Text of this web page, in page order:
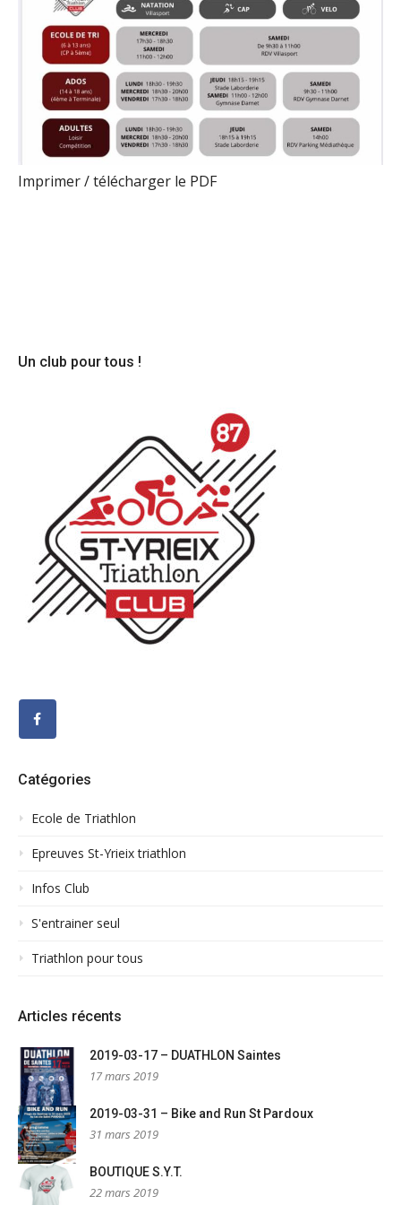
Imprimer / télécharger le PDF
Un club pour tous !
Catégories
Ecole de Triathlon
Epreuves St-Yrieix triathlon
Infos Club
S'entrainer seul
Triathlon pour tous
Articles récents
2019-03-17 – DUATHLON Saintes
17 mars 2019
2019-03-31 – Bike and Run St Pardoux
31 mars 2019
BOUTIQUE S.Y.T.
22 mars 2019